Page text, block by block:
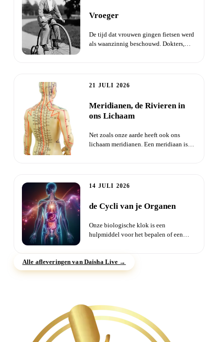
Vroeger
De tijd dat vrouwen gingen fietsen werd
als waanzinnig beschouwd. Dokters,
21 JULI 2026
Meridianen, de Rivieren in
ons Lichaam
Net zoals onze aarde heeft ook ons
lichaam meridianen. Een meridiaan is
14 JULI 2026
de Cycli van je Organen
Onze biologische klok is een
hulpmiddel voor het bepalen of een
Alle afleveringen van Daisha Live →